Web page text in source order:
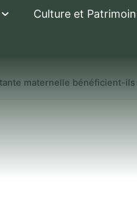
Culture et
maternelle bénéficient-
ou
ils d'un